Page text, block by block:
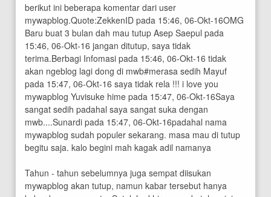
berikut ini beberapa komentar dari user
mywapblog.Quote:ZekkenID pada 15:46, 06-Okt-16OMG
Baru buat 3 bulan dah mau tutup Asep Saepul pada
15:46, 06-Okt-16 jangan ditutup, saya tidak
terima.Berbagi Infomasi pada 15:46, 06-Okt-16 tidak
akan ngeblog lagi dong di mwb#merasa sedih Mayuf
pada 15:47, 06-Okt-16 saya tidak rela !!! i love you
mywapblog Yuvisuke hime pada 15:47, 06-Okt-16Saya
sangat sedih padahal saya sangat suka dengan
mwb....Sunardi pada 15:47, 06-Okt-16padahal nama
mywapblog sudah populer sekarang. masa mau di tutup
begitu saja. kalo begini mah kagak adil namanya
Tahun - tahun sebelumnya juga sempat diisukan
mywapblog akan tutup, namun kabar tersebut hanya